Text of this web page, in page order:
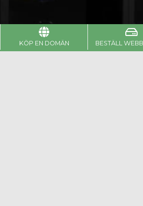
KÖP EN DOMÄN BESTÄLL